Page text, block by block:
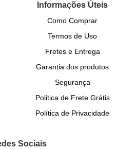
Informações Úteis
Como Comprar
Termos de Uso
Fretes e Entrega
Garantia dos produtos
Segurança
Politica de Frete Grátis
Política de Privacidade
Sociais